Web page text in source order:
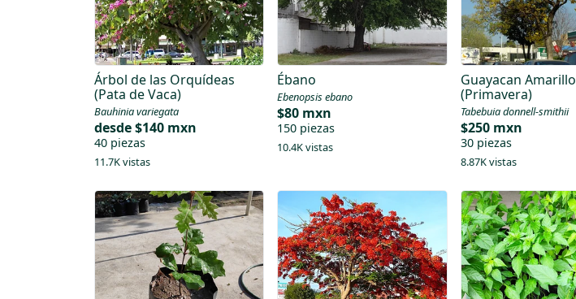
Árbol de las Orquídeas
(Pata de Vaca)
Bauhinia variegata
desde$140 mxn
40 piezas
11.7K vistas
Ébano
Ebenopsis ebano
$80 mxn
150 piezas
10.4K vistas
Guayacan Amarillo
(Primavera)
Tabebuia donnell-smithii
$250 mxn
30 piezas
8.87K vistas